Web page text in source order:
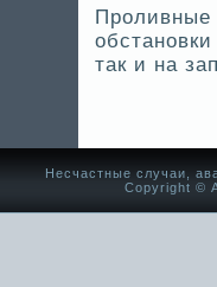
Проливные
так и на
Несчастные случаи,
Copyright ©